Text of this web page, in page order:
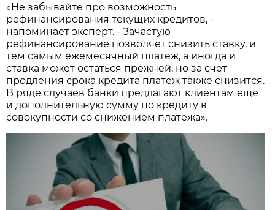
«Не забывайте про возможность
рефинансирования текущих кредитов, -
напоминает эксперт. - Зачастую
рефинансирование позволяет снизить ставку, и
тем самым ежемесячный платеж, а иногда и
ставка может остаться прежней, но за счет
продления срока кредита платеж также снизится.
В ряде случаев банки предлагают клиентам еще
и дополнительную сумму по кредиту в
совокупности со снижением платежа».